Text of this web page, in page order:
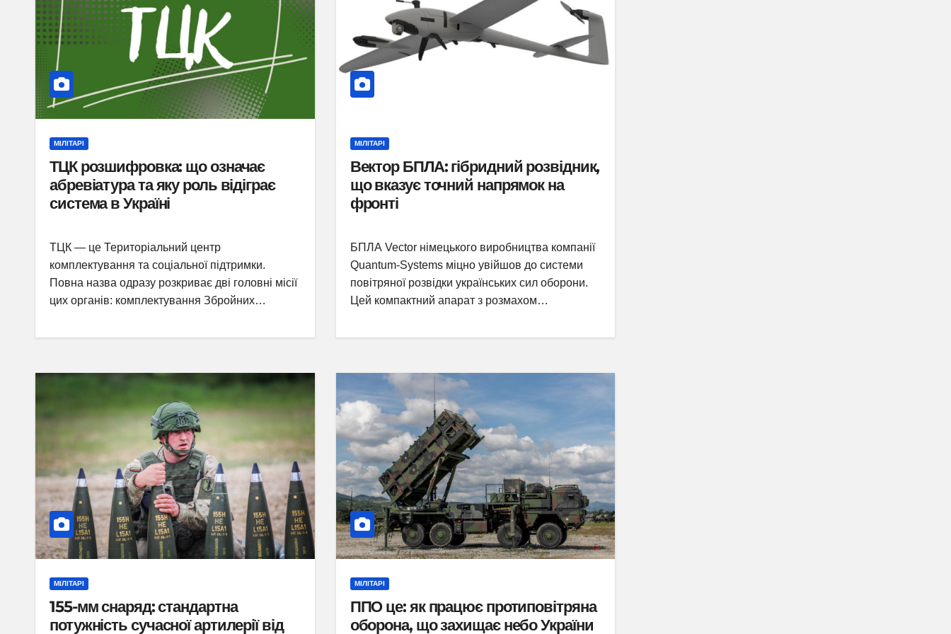
МІЛІТАРІ
ТЦК розшифровка: що означає
абревіатура та яку роль відіграє
система в Україні
ТЦК — це Територіальний центр
комплектування та соціальної підтримки.
Повна назва одразу розкриває дві головні місії
цих органів: комплектування Збройних…
МІЛІТАРІ
Вектор БПЛА: гібридний розвідник,
що вказує точний напрямок на
фронті
БПЛА Vector німецького виробництва компанії
Quantum-Systems міцно увійшов до системи
повітряної розвідки українських сил оборони.
Цей компактний апарат з розмахом…
МІЛІТАРІ
155-мм снаряд: стандартна
потужність сучасної артилерії від
МІЛІТАРІ
ППО це: як працює протиповітряна
оборона, що захищає небо України